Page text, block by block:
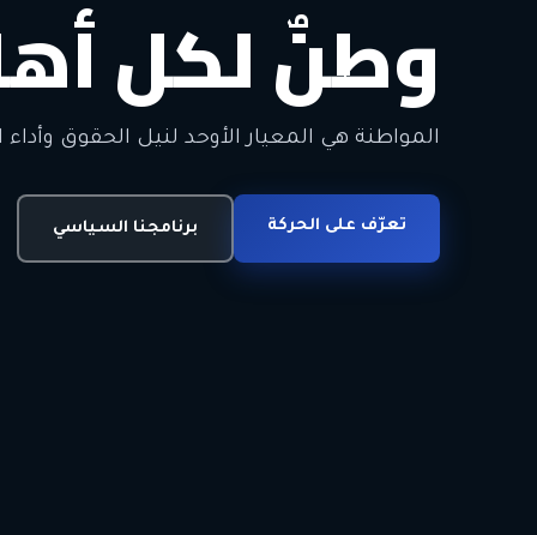
وطنٌ لكل
المواطنة هي المعيار الأوحد لنيل الحقوق وأداء
تعرّف على الحركة برنامجنا السياسي
معاً من أجل
الحرية • الوحدة • السلام • الديمقراطية
انضم للحركة اتصل بنا